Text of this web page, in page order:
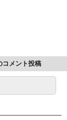
コメント投稿